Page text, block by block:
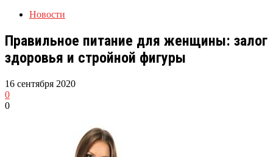
Новости
Правильное питание для женщины: залог
здоровья и стройной фигуры
16 сентября 2020
0
0